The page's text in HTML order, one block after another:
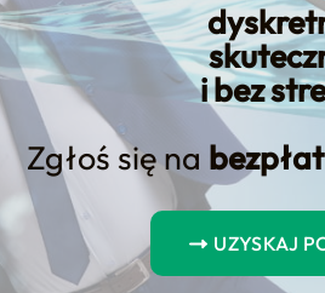
i bez
Zgłoś się na
UZYSKAJ
a
którą prowadzimy w